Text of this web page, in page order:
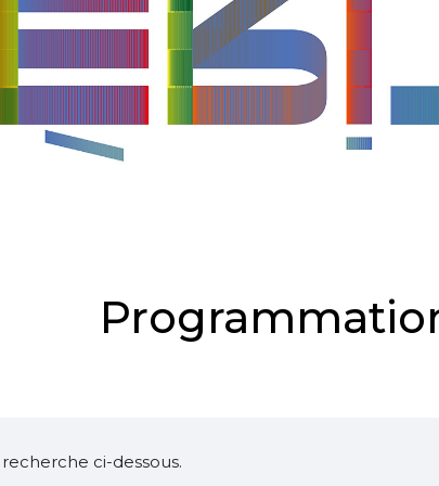
ci-dessous.